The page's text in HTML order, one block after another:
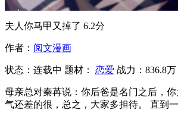
夫人你马甲又掉了 6.2分
作者： 阅文漫画
状态： 连载中 题材： 恋爱 战力：836.8万
母亲总对秦苒说：你后爸是名门之后，
气还差的很，总之，大家多担待。 直到